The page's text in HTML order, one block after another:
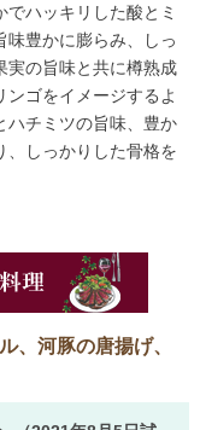
ハッキリした酸とミ
味豊かに膨らみ、しっ
実の旨味と共に樽熟成
ゴをイメージするよ
ハチミツの旨味、豊か
、しっかりした骨格を
、河豚の唐揚げ、